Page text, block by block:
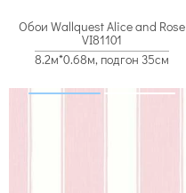
Обои Wallquest Alice and Rose
VI81101
8.2м*0.68м, подгон 35см